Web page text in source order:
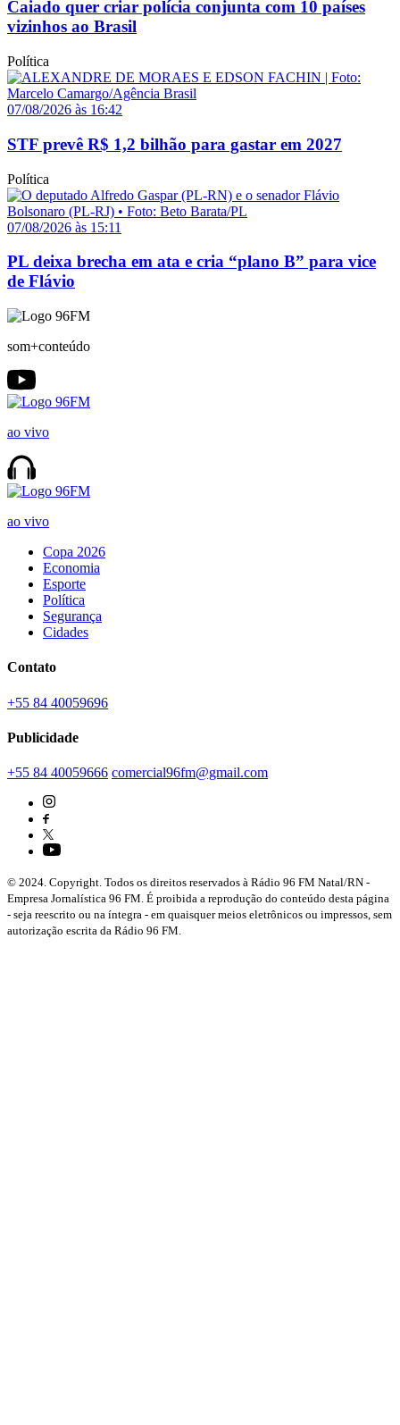
Caiado quer criar polícia conjunta com 10 países
vizinhos ao Brasil
Política
07/08/2026 às 16:42
STF prevê R$ 1,2 bilhão para gastar em 2027
Política
07/08/2026 às 15:11
PL deixa brecha em ata e cria “plano B” para vice
de Flávio
som+conteúdo
ao vivo
ao vivo
Copa 2026
Economia
Esporte
Política
Segurança
Cidades
Contato
+55 84 40059696
Publicidade
+55 84 40059666 comercial96fm@gmail.com
© 2024. Copyright. Todos os direitos reservados à Rádio 96 FM Natal/RN -
Empresa Jornalística 96 FM. É proibida a reprodução do conteúdo desta página
- seja reescrito ou na íntegra - em quaisquer meios eletrônicos ou impressos, sem
autorização escrita da Rádio 96 FM.